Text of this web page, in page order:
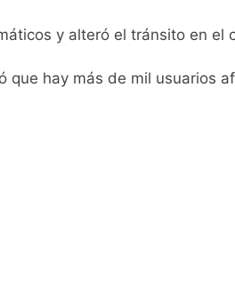
en el Sanatorio Urquiza
y alteró el tránsito en el
que hay más de mil usuarios